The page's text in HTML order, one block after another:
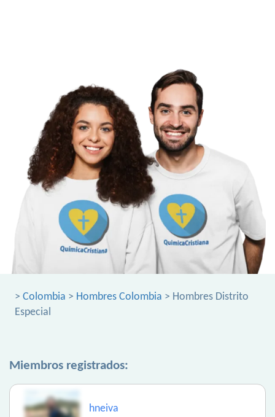
> Colombia > Hombres Colombia > Hombres Distrito
Especial
Miembros registrados:
hneiva